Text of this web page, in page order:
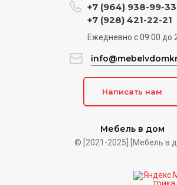
Мебель в дом
© [2021-2025] [Мебель в
+7 (964) 938-99-33
+7 (928) 421-22-21
Ежедневно c 09:00 до
Написать нам